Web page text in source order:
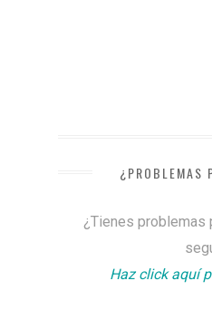
¿PROBLEMAS
¿Tienes problemas
Haz click aquí